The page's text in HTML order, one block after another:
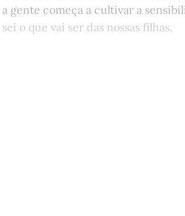
a gente começa a cultivar a
sei o que vai ser das nossas filhas.